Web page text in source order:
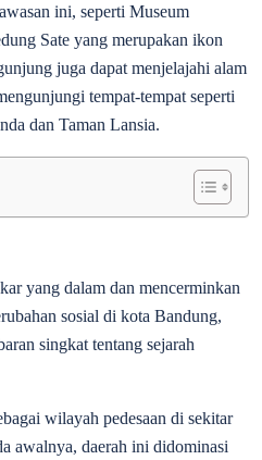
ini, seperti Museum
Sate yang merupakan ikon
juga dapat menjelajahi alam
tempat-tempat seperti
dan Taman Lansia.
yang dalam dan mencerminkan
sosial di kota Bandung,
singkat tentang sejarah
wilayah pedesaan di sekitar
awalnya, daerah ini didominasi